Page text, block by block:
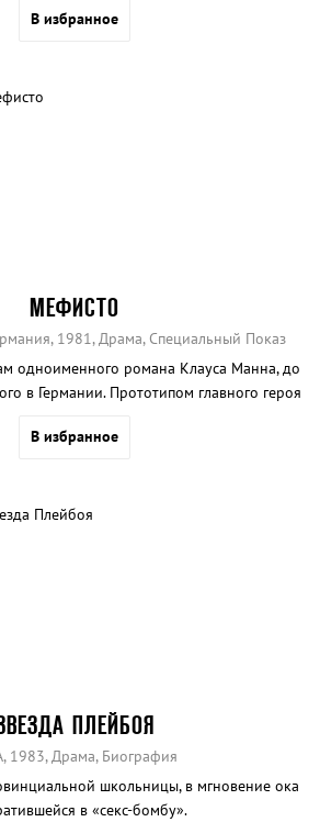
В избранное
МЕФИСТО
1981, Драма, Специальный Показ
одноименного романа Клауса Манна, до
в Германии. Прототипом главного героя
В избранное
ПЛЕЙБОЯ
1983, Драма, Биография
школьницы, в мгновение ока
в «секс-бомбу».